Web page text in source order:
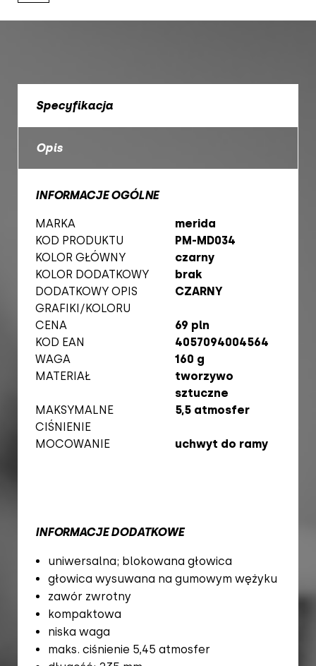
Specyfikacja
Opis
INFORMACJE OGÓLNE
MARKA
merida
KOD PRODUKTU
PM-MD034
KOLOR GŁÓWNY
czarny
KOLOR DODATKOWY
brak
DODATKOWY OPIS
GRAFIKI/KOLORU
CZARNY
CENA
69 pln
KOD EAN
4057094004564
WAGA
160 g
MATERIAŁ
tworzywo
sztuczne
MAKSYMALNE
CIŚNIENIE
5,5 atmosfer
MOCOWANIE uchwyt do ramy
INFORMACJE DODATKOWE
uniwersalna; blokowana głowica
głowica wysuwana na gumowym wężyku
zawór zwrotny
kompaktowa
niska waga
maks. ciśnienie 5,45 atmosfer